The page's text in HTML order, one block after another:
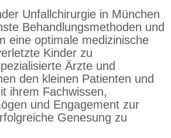
Unfallchirurgie in München
Behandlungsmethoden und
eine optimale medizinische
Kinder zu
Ärzte und
den kleinen Patienten und
ihrem Fachwissen,
und Engagement zur
Genesung zu